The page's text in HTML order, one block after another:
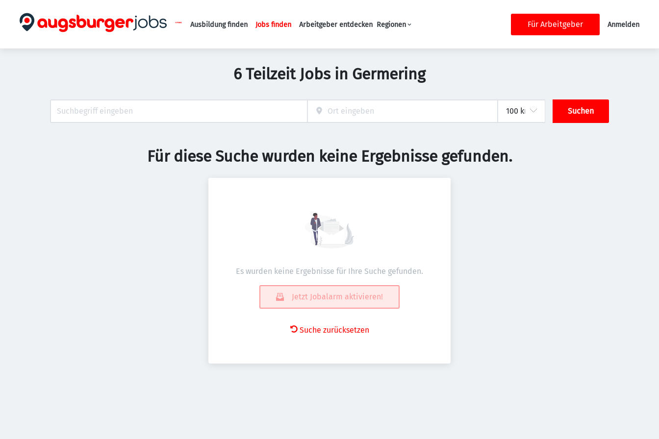
Haupt-Navigation
Ausbildung finden Jobs finden Arbeitgeber entdecken Regionen Für Arbeitgeber Anmelden
6 Teilzeit Jobs in Germering
Suchen
Für diese Suche wurden keine Ergebnisse gefunden.
Es wurden keine Ergebnisse für Ihre Suche gefunden.
Jetzt Jobalarm aktivieren!
Suche zurücksetzen